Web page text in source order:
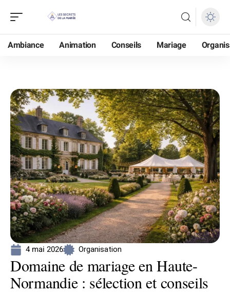
Ambiance Animation Conseils Mariage
4 mai 2026 Organisation
Domaine de mariage en Haute-
Normandie : sélection et conseils